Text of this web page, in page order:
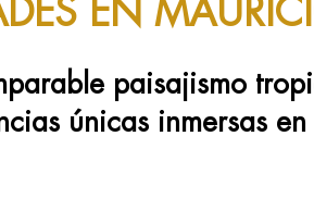
EN
paisajismo
únicas inmersas